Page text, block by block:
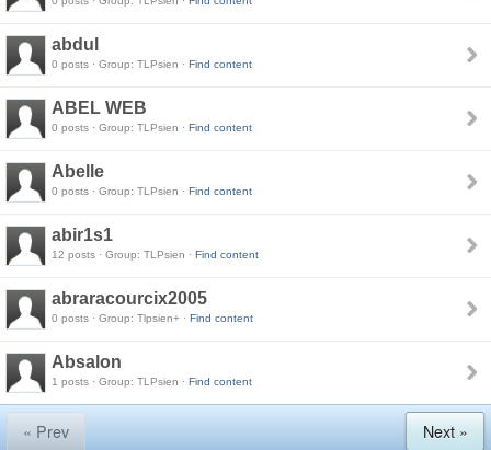
abdul
0 posts · Group: TLPsien · Find content
ABEL WEB
0 posts · Group: TLPsien · Find content
Abelle
0 posts · Group: TLPsien · Find content
abir1s1
12 posts · Group: TLPsien · Find content
abraracourcix2005
0 posts · Group: Tlpsien+ · Find content
Absalon
1 posts · Group: TLPsien · Find content
« Prev Next »